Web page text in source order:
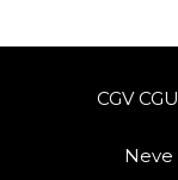
CGV CGU
Neve